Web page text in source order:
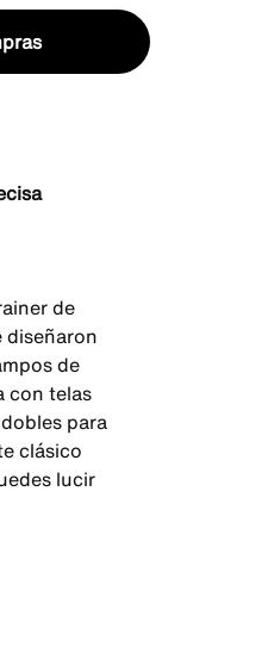
de
diseñaron
de
con telas
para
clásico
lucir